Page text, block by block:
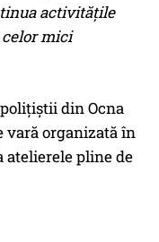
activitățile
mici
din Ocna
vară organizată în
atelierele pline de